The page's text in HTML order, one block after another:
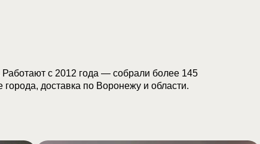
с 2012 года — собрали более 145
города, доставка по Воронежу и области.